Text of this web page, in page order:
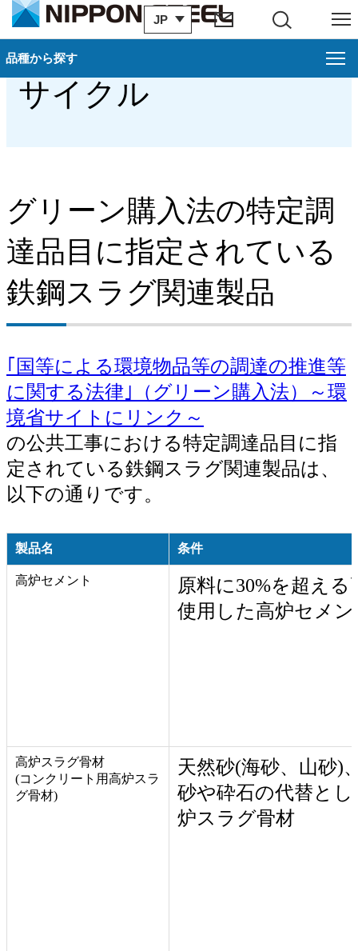
JP
サイト内検索 メニュー
品種から探す
品種から探す
電磁鋼板
棒鋼・線材
建材
交通産機品
チタン
ステンレス
鉄鋼スラグ
グリーン購入法・リ
サイクル
グリーン購入法の特定調
達品目に指定されている
鉄鋼スラグ関連製品
｢国等による環境物品等の調達の推進等
に関する法律｣（グリーン購入法）～環
境省サイトにリンク～
の公共工事における特定調達品目に指
定されている鉄鋼スラグ関連製品は、
以下の通りです。
製品名 条件
高炉セメント
原料に30%を超え
使用した高炉セメン
高炉スラグ骨材
(コンクリート用高炉スラ
グ骨材)
天然砂(海砂、山砂)
砂や砕石の代替と
炉スラグ骨材